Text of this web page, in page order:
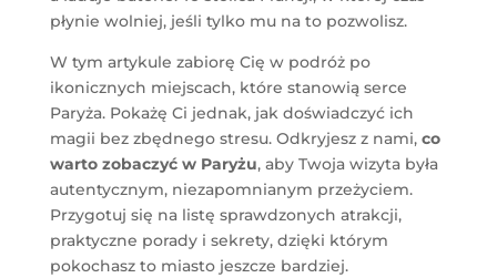
płynie wolniej, jeśli tylko mu na to pozwolisz.
W tym artykule zabiorę Cię w podróż po
ikonicznych miejscach, które stanowią serce
Paryża. Pokażę Ci jednak, jak doświadczyć ich
magii bez zbędnego stresu. Odkryjesz z nami, co
warto zobaczyć w Paryżu, aby Twoja wizyta była
autentycznym, niezapomnianym przeżyciem.
Przygotuj się na listę sprawdzonych atrakcji,
praktyczne porady i sekrety, dzięki którym
pokochasz to miasto jeszcze bardziej.